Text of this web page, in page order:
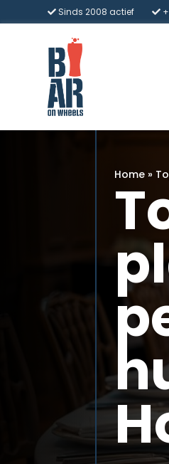
Sinds 2008 actief
Home »